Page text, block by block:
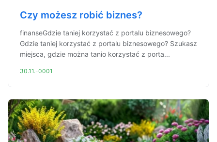
Czy możesz robić biznes?
finanseGdzie taniej korzystać z portalu biznesowego?
Gdzie taniej korzystać z portalu biznesowego? Szukasz
miejsca, gdzie można tanio korzystać z porta...
30.11.-0001